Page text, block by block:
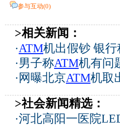
参与互动(0)
>相关新闻：
·ATM机出假钞 银
·男子称ATM机有问
· 网曝北京ATM机取
>社会新闻精选：
·河北高阳一医院